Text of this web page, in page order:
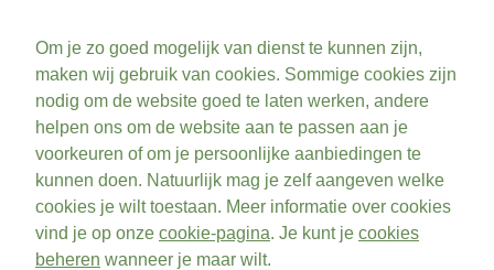
Om je zo goed mogelijk van dienst te kunnen zijn,
maken wij gebruik van cookies. Sommige cookies zijn
nodig om de website goed te laten werken, andere
helpen ons om de website aan te passen aan je
voorkeuren of om je persoonlijke aanbiedingen te
kunnen doen. Natuurlijk mag je zelf aangeven welke
cookies je wilt toestaan. Meer informatie over cookies
vind je op onze cookie-pagina. Je kunt je cookies
beheren wanneer je maar wilt.